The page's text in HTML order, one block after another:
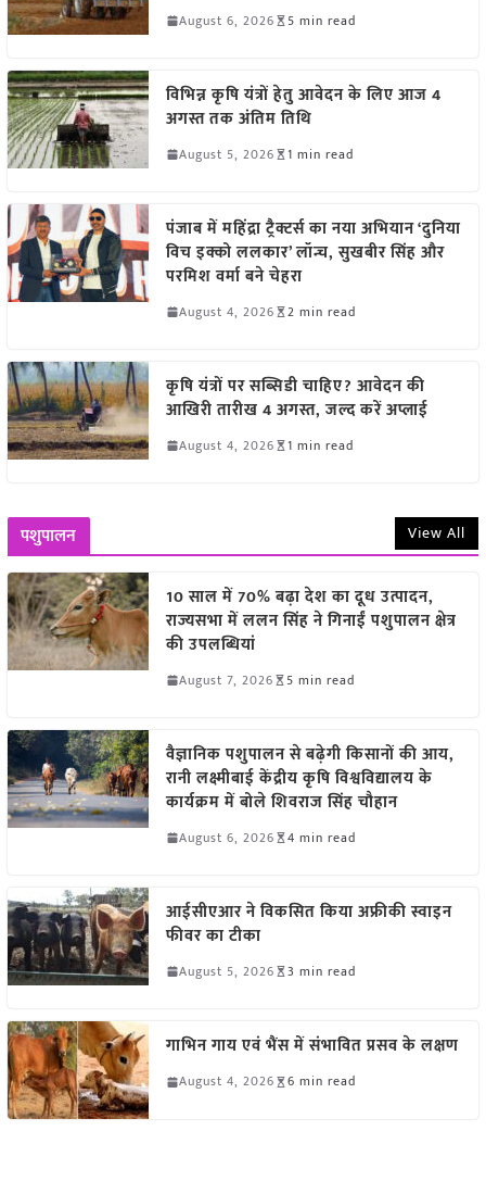
August 6, 2026 5 min read
विभिन्न कृषि यंत्रों हेतु आवेदन के लिए आज 4
अगस्त तक अंतिम तिथि
August 5, 2026 1 min read
पंजाब में महिंद्रा ट्रैक्टर्स का नया अभियान ‘दुनिया
विच इक्को ललकार’ लॉन्च, सुखबीर सिंह और
परमिश वर्मा बने चेहरा
August 4, 2026 2 min read
कृषि यंत्रों पर सब्सिडी चाहिए? आवेदन की
आखिरी तारीख 4 अगस्त, जल्द करें अप्लाई
August 4, 2026 1 min read
पशुपालन View All
10 साल में 70% बढ़ा देश का दूध उत्पादन,
राज्यसभा में ललन सिंह ने गिनाईं पशुपालन क्षेत्र
की उपलब्धियां
August 7, 2026 5 min read
वैज्ञानिक पशुपालन से बढ़ेगी किसानों की आय,
रानी लक्ष्मीबाई केंद्रीय कृषि विश्वविद्यालय के
कार्यक्रम में बोले शिवराज सिंह चौहान
August 6, 2026 4 min read
आईसीएआर ने विकसित किया अफ्रीकी स्वाइन
फीवर का टीका
August 5, 2026 3 min read
गाभिन गाय एवं भैंस में संभावित प्रसव के लक्षण
August 4, 2026 6 min read